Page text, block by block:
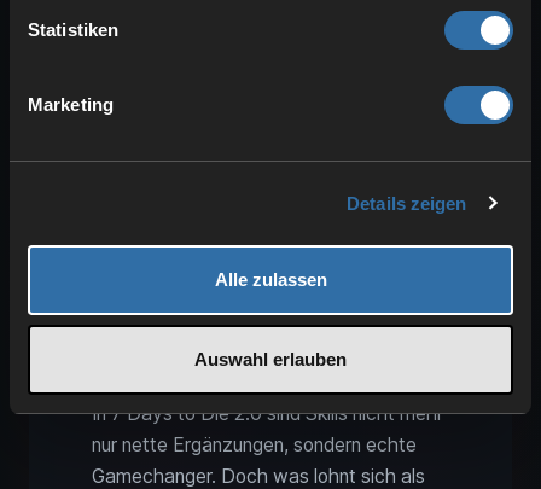
Statistiken
Marketing
Details zeigen
Alle zulassen
Auswahl erlauben
2.0: Die besten frühen Perks
In 7 Days to Die 2.0 sind Skills nicht mehr
nur nette Ergänzungen, sondern echte
Gamechanger. Doch was lohnt sich als